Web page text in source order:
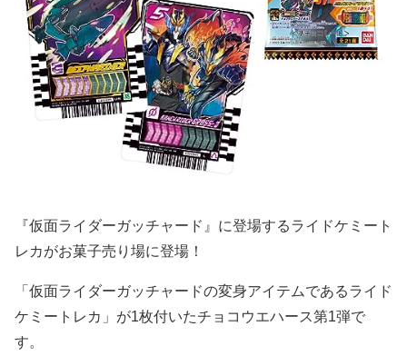
『仮面ライダーガッチャード』に登場するライドケミート
レカがお菓子売り場に登場！
「仮面ライダーガッチャードの変身アイテムであるライド
ケミートレカ」が1枚付いたチョコウエハース第1弾で
す。